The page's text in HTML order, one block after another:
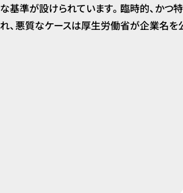
な基準が設けられています。臨時的、かつ
れ、悪質なケースは厚生労働省が企業名を